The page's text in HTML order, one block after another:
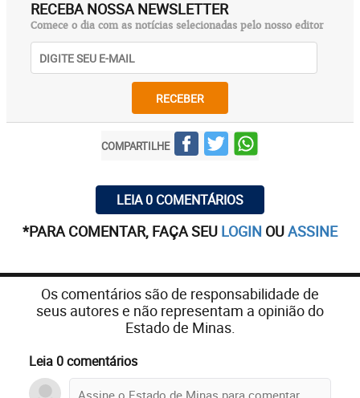
RECEBA NOSSA NEWSLETTER
Comece o dia com as notícias selecionadas pelo nosso editor
RECEBER
COMPARTILHE
LEIA 0 COMENTÁRIOS
*PARA COMENTAR, FAÇA SEU LOGIN OUASSINE
Os comentários são de responsabilidade de
seus autores e não representam a opinião do
Estado de Minas.
Leia 0 comentários